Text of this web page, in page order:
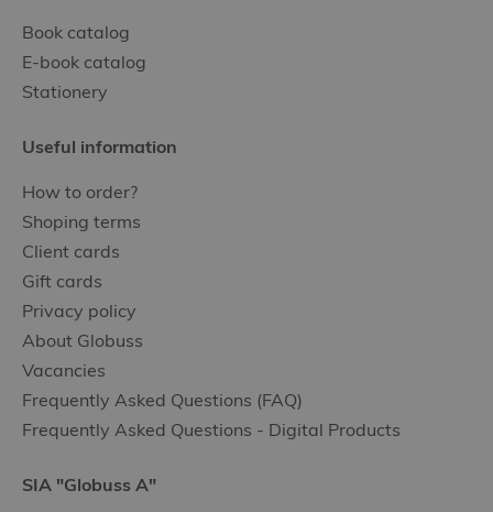
Book catalog
E-book catalog
Stationery
Useful information
How to order?
Shoping terms
Client cards
Gift cards
Privacy policy
About Globuss
Vacancies
Frequently Asked Questions (FAQ)
Frequently Asked Questions - Digital Products
SIA "Globuss A"